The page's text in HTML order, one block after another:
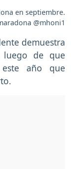
en septiembre.
@mhoni1
demuestra
luego de que
año que